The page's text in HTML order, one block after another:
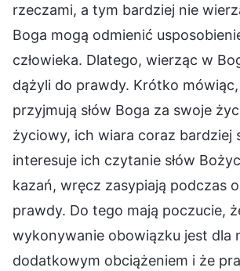
rzeczami, a tym bardziej nie
Boga mogą odmienić
człowieka. Dlatego, wierząc w
dążyli do prawdy. Krótko
przyjmują słów Boga za swoje
życiowy, ich wiara coraz bardziej
interesuje ich czytanie słów
kazań, wręcz zasypiają podczas
prawdy. Do tego mają poczucie,
wykonywanie obowiązku jest dla
dodatkowym obciążeniem i że